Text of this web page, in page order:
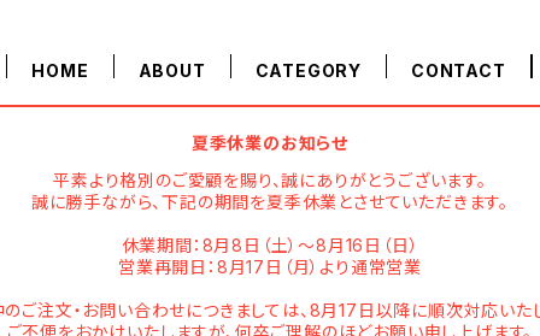
HOME ABOUT CATEGORY CONTACT
夏季休業のお知らせ
平素より格別のご愛顧を賜り、誠にありがとうございます。
誠に勝手ながら、下記の期間を夏季休業とさせていただきます。
休業期間：8月8日（土）～8月16日（日）
営業再開日：8月17日（月）より通常営業
ご注文・お問い合わせにつきましては、8月17日以降に順次対応いた
ご不便をおかけいたしますが、何卒ご理解のほどお願い申し上げます。